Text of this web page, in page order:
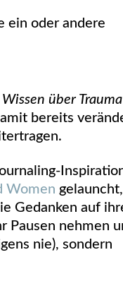
ein oder andere
Wissen über Trauma
bereits
Women gelauncht,
Gedanken auf
Pausen nehmen
nie), sondern